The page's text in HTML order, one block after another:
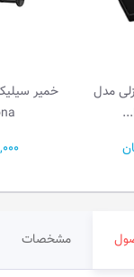
مدل
خمیر
مشخصات